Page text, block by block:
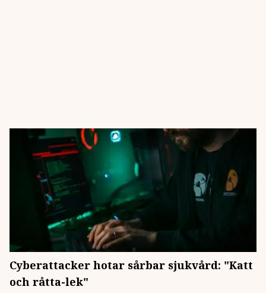
Cyberattacker hotar sårbar sjukvård: "Katt
och råtta-lek"